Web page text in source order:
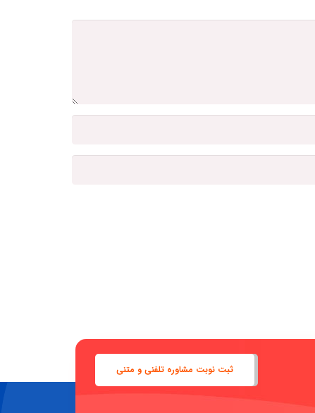
ثبت نوبت مشاوره تلفنی و متنی